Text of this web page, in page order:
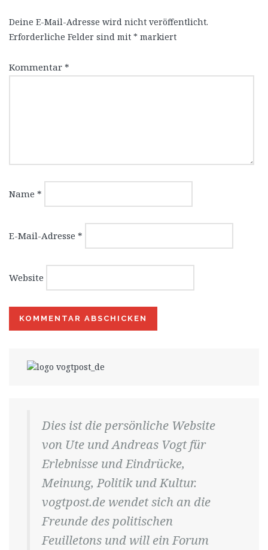
Deine E-Mail-Adresse wird nicht veröffentlicht.
Erforderliche Felder sind mit * markiert
Kommentar *
Name *
E-Mail-Adresse *
Website
Dies ist die persönliche Website
von Ute und Andreas Vogt für
Erlebnisse und Eindrücke,
Meinung, Politik und Kultur.
vogtpost.de wendet sich an die
Freunde des politischen
Feuilletons und will ein Forum